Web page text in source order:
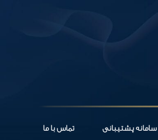
سامانه پشتیبانی تماس با ما